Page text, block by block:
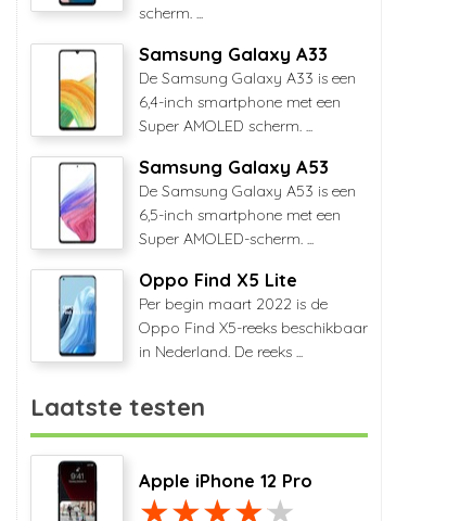
scherm. ...
Samsung Galaxy A33
De Samsung Galaxy A33 is een
6,4-inch smartphone met een
Super AMOLED scherm. ...
Samsung Galaxy A53
De Samsung Galaxy A53 is een
6,5-inch smartphone met een
Super AMOLED-scherm. ...
Oppo Find X5 Lite
Per begin maart 2022 is de
Oppo Find X5-reeks beschikbaar
in Nederland. De reeks ...
Laatste testen
Apple iPhone 12 Pro